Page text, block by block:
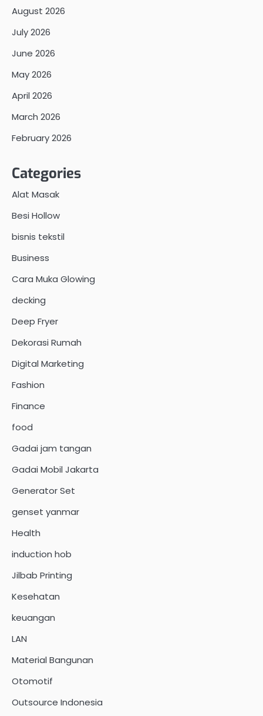
August 2026
July 2026
June 2026
May 2026
April 2026
March 2026
February 2026
Categories
Alat Masak
Besi Hollow
bisnis tekstil
Business
Cara Muka Glowing
decking
Deep Fryer
Dekorasi Rumah
Digital Marketing
Fashion
Finance
food
Gadai jam tangan
Gadai Mobil Jakarta
Generator Set
genset yanmar
Health
induction hob
Jilbab Printing
Kesehatan
keuangan
LAN
Material Bangunan
Otomotif
Outsource Indonesia